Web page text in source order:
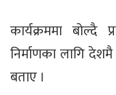
कार्यक्रममा
निर्माणका लागि देशमै
बताए ।